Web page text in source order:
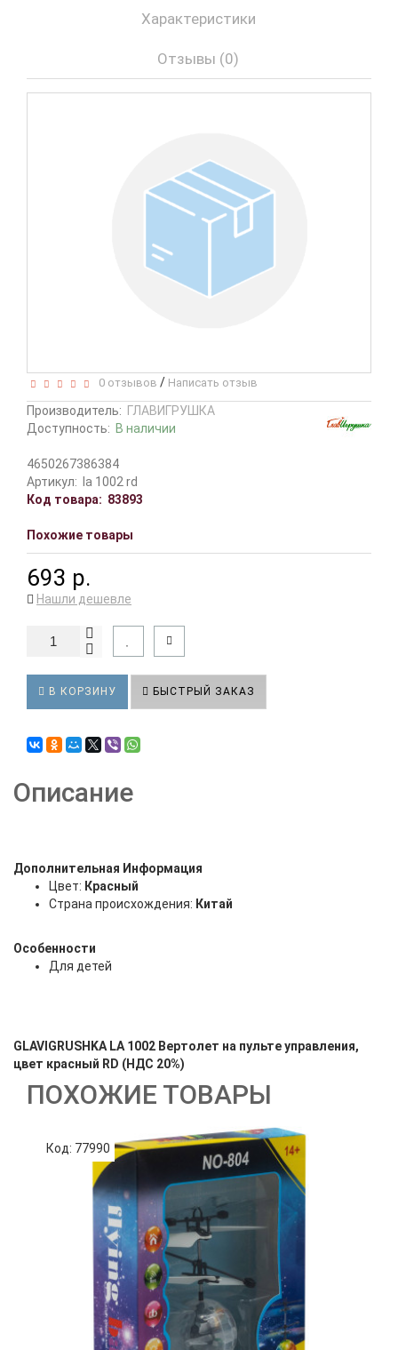
Характеристики
Отзывы (0)
0 отзывов / Написать отзыв
Производитель: ГЛАВИГРУШКА
Доступность: В наличии
4650267386384
Артикул:
la 1002 rd
Код товара: 83893
Похожие товары
693 р.
Нашли дешевле
В КОРЗИНУ БЫСТРЫЙ ЗАКАЗ
Описание
Дополнительная Информация
Цвет: Красный
Страна происхождения: Китай
Особенности
Для детей
GLAVIGRUSHKA LA 1002 Вертолет на пульте управления,
цвет красный RD (НДС 20%)
ПОХОЖИЕ ТОВАРЫ
Код: 77990